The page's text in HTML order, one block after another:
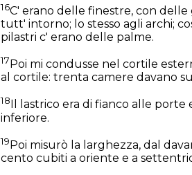
16C' erano delle finestre, con
tutt' intorno; lo stesso agli archi;
pilastri c' erano delle palme.
17 Poi mi condusse nel cortile
al cortile: trenta camere davano
18
Il lastrico era di fianco alle
inferiore.
19Poi misurò la larghezza, dal
cento cubiti a oriente e a